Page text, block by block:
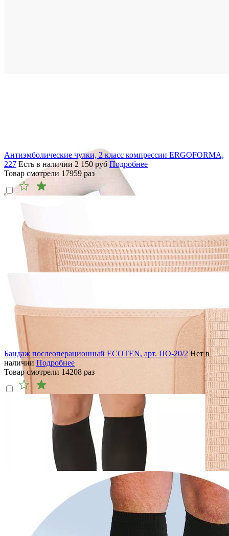
Антиэмболические чулки, 2 класс компрессии ERGOFORMA,
227 Есть в наличии 2 150 руб Подробнее
Товар смотрели 17959 раз
Бандаж послеоперационный ECOTEN, арт. ПО-20/2 Нет в
наличии Подробнее
Товар смотрели 14208 раз